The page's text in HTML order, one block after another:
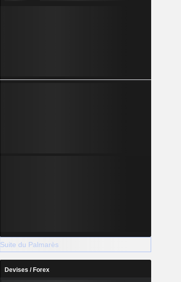
Suite du Palmarès
Devises / Forex